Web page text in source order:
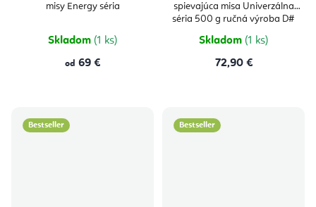
misy Energy séria
Skladom (1 ks)
od 69 €
spievajúca misa Univerzálna
séria 500 g ručná výroba D#
Skladom (1 ks)
72,90 €
Bestseller Bestseller